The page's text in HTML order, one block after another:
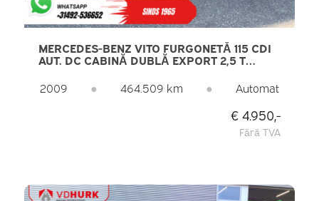
MERCEDES-BENZ VITO FURGONETĂ 115 CDI
AUT. DC CABINĂ DUBLĂ EXPORT 2,5 T
CONDIȚIONAT / JANTE DE 17” LMV / CÂRLIG
DE REMORCARE / BLUETOOTH
2009 ● 464.509 km ● Automat
€ 4.950,-
Fără TVA